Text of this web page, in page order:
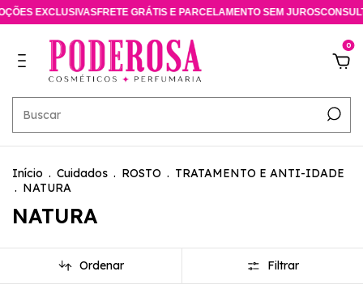
FRETE GRÁTIS E PARCELAMENTO SEM JUROSCONSULTORA
0
Início . Cuidados . ROSTO . TRATAMENTO E ANTI-IDADE
. NATURA
NATURA
Ordenar Filtrar